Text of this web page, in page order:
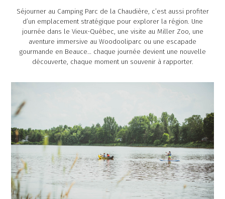
Séjourner au Camping Parc de la Chaudière, c’est aussi profiter
d’un emplacement stratégique pour explorer la région. Une
journée dans le Vieux-Québec, une visite au Miller Zoo, une
aventure immersive au Woodooliparc ou une escapade
gourmande en Beauce… chaque journée devient une nouvelle
découverte, chaque moment un souvenir à rapporter.